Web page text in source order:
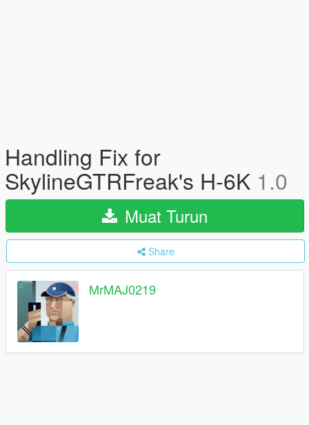
Handling Fix for
SkylineGTRFreak's H-6K 1.0
Muat Turun
Share
MrMAJ0219